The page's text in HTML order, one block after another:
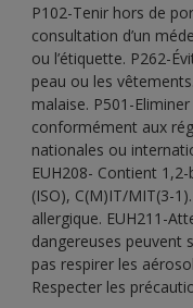
P102-Tenir hors de
consultation d’un
ou l’étiquette. P262-
peau ou les
malaise. P501-
conformément aux
nationales ou
EUH208- Contient
(ISO), C(M)IT/MIT(3-
allergique. EUH211-
dangereuses peuvent
pas respirer les
Respecter les